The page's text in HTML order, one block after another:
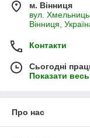
м. Вінниця
вул.
Вінниця,
Контакти
Сьогодні
Показати
Про нас